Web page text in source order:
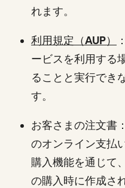
れます。
利用規定（AUP）
ービスを利用する
ることと実行でき
す。
お客さまの注文書
のオンライン支払
購入機能を通じて
の購入時に作成さ